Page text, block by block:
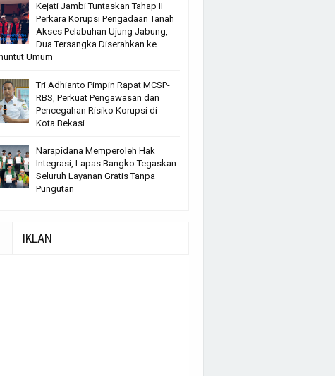
Kejati Jambi Tuntaskan Tahap II
Perkara Korupsi Pengadaan Tanah
Akses Pelabuhan Ujung Jabung,
Dua Tersangka Diserahkan ke
Umum
Tri Adhianto Pimpin Rapat MCSP-
RBS, Perkuat Pengawasan dan
Pencegahan Risiko Korupsi di
Kota Bekasi
Narapidana Memperoleh Hak
Integrasi, Lapas Bangko Tegaskan
Seluruh Layanan Gratis Tanpa
Pungutan
IKLAN